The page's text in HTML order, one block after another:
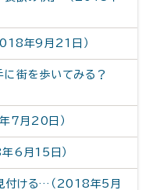
年9月21日）
に街を歩いてみる？
年7月20日）
6月15日）
見付ける…（2018年5月